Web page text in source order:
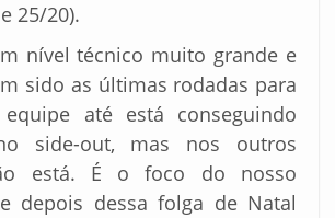
25/20).
nível técnico muito grande e
sido as últimas rodadas para
até está conseguindo
side-out, mas nos outros
está. É o foco do nosso
depois dessa folga de Natal